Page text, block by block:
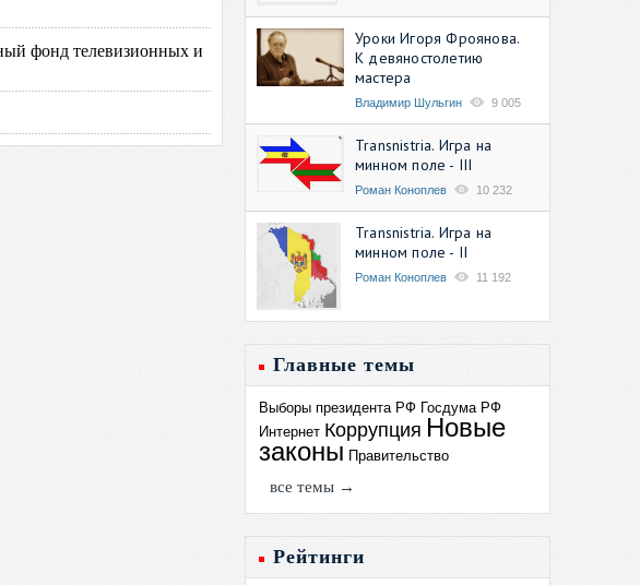
фонд телевизионных и
Уроки Игоря Фроянова.
К девяностолетию
мастера
Владимир Шульгин 9 005
Transnistria. Игра на
минном поле - III
Роман Коноплев 10 232
Transnistria. Игра на
минном поле - II
Роман Коноплев 11 192
Главные темы
Выборы президента РФ Госдума РФ
Интернет Коррупция Новые
законы Правительство
все темы →
Рейтинги